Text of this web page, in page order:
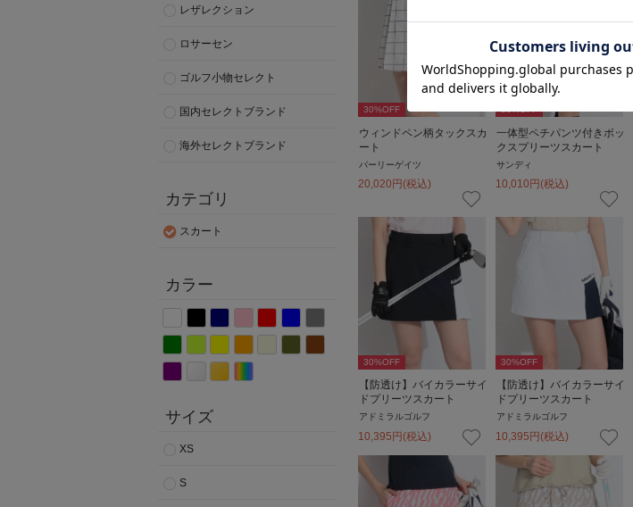
レザレクション
ロサーセン
ゴルフ小物セレクト
国内セレクトブランド
海外セレクトブランド
カテゴリ
スカート
カラー
サイズ
XS
S
30%OFF
ウィンドペン柄タックスカ
ート
パーリーゲイツ
20,020 円 (税込)
30%OFF
一体型ペチパンツ付きボッ
クスプリーツスカート
サンディ
10,010 円 (税込)
30%OFF
【防透け】バイカラーサイ
ドプリーツスカート
アドミラルゴルフ
10,395円(税込)
30%OFF
【防透け】バイカラーサイ
ドプリーツスカート
アドミラルゴルフ
10,395円(税込)